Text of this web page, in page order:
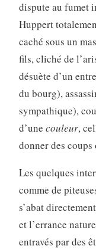
dispute au fumet
Huppert
caché sous un
fils, cliché de
désuète d’un
du bourg),
sympathique),
d’une couleur,
donner des coups
Les quelques
comme de
s’abat
et l’errance
entravés par des